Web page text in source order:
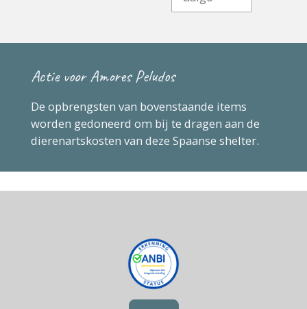
Actie voor Amores Peludos
De opbrengsten van bovenstaande items
worden gedoneerd om bij te dragen aan de
dierenartskosten van deze Spaanse shelter.